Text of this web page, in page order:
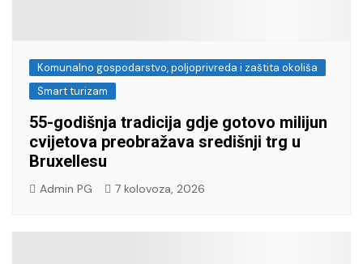
Komunalno gospodarstvo, poljoprivreda i zaštita okoliša
Smart turizam
55-godišnja tradicija gdje gotovo milijun
cvijetova preobražava središnji trg u
Bruxellesu
Admin PG 7 kolovoza, 2026